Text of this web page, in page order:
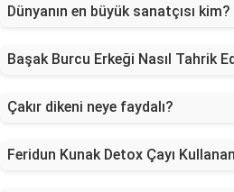
Dünyanın en büyük sanatçısı kim?
Başak Burcu Erkeği Nasıl Tahrik
Çakır dikeni neye faydalı?
Feridun Kunak Detox Çayı